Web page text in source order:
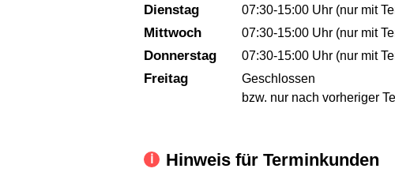
Dienstag 07:30-15:00 Uhr (nur mit
Mittwoch 07:30-15:00 Uhr (nur mit
Donnerstag 07:30-15:00 Uhr (nur mit
Freitag
Geschlossen
bzw. nur nach vorheriger
Hinweis für Terminkunden